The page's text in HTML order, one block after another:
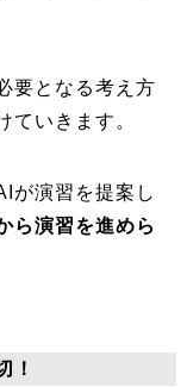
要となる考え方
ていきます。
が演習を提案し
ら演習を進めら
！